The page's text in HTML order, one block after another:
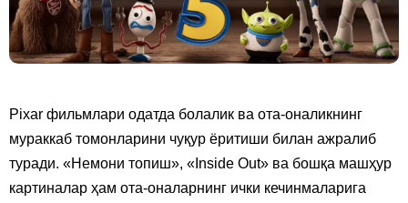
Pixar фильмлари одатда болалик ва ота-оналикнинг
мураккаб томонларини чуқур ёритиши билан ажралиб
туради. «Немони топиш», «Inside Out» ва бошқа машҳур
картиналар ҳам ота-оналарнинг ички кечинмаларига